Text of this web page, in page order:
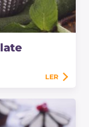
LER